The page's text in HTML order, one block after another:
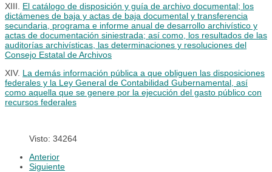
XIII. El catálogo de disposición y guía de archivo documental; los
dictámenes de baja y actas de baja documental y transferencia
secundaria, programa e informe anual de desarrollo archivístico y
actas de documentación siniestrada; así como, los resultados de las
auditorías archivísticas, las determinaciones y resoluciones del
Consejo Estatal de Archivos
XIV. La demás información pública a que obliguen las disposiciones
federales y la Ley General de Contabilidad Gubernamental, así
como aquella que se genere por la ejecución del gasto público con
recursos federales
Visto: 34264
Anterior
Siguiente